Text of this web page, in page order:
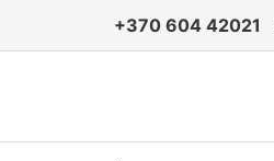
+370 604 42021